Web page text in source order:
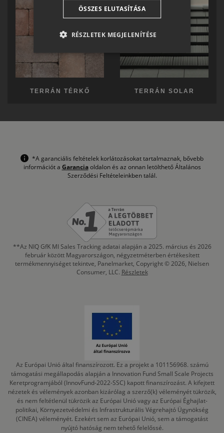
TERRÁN TÉRKŐ TERRÁN SOLAR
*A garanciális feltételek korlátozásokat tartalmaznak, bővebb
információt a Garanciaoldalon és az onnan letölthető Általános
Szerződési Feltételeinkben talál.
**Az NIQ GfK MI Sales Tracking adatai alapján a 2025. március és 2026
február között Magyarországon, négyzetméterben értékesített
termékmennyiséget tekintve, Panelmarket, Copyright © 2026, Nielsen
Consumer, LLC. Részletek
Az Európai Unió által finanszírozott. Ez a projekt a 101156968. számú
támogatási megállapodás alapján a Innovation Fund Small Scale Projects
Keretprogramjából (InnovFund-2022-SSC) kapott finanszírozást. A kifejtett
nézetek és vélemények azonban kizárólag a szerző(k) véleményét tükrözik,
és nem feltétlenül tükrözik az Európai Unió vagy az Európai Éghajlat-
politikai, Környezetvédelmi és Infrastrukturális Végrehajtó Ügynökség
(CINEA) véleményét. Ezekért sem az Európai Unió, sem a támogatást
nyújtó hatóság nem tehető felelőssé.
SR
RO-HU
ITALIAN
ÖSSZES ELUTASÍTÁSA
RÉSZLETEK MEGJELENÍTÉSE